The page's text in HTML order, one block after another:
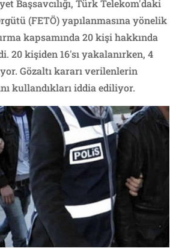
Başsavcılığı, Türk Telekom'daki
(FETÖ) yapılanmasına yönelik
kapsamında 20 kişi hakkında
20 kişiden 16'sı yakalanırken, 4
Gözaltı kararı verilenlerin
kullandıkları iddia ediliyor.